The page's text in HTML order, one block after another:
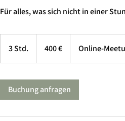
Für alles, was sich nicht in einer
3 Std.
S
400 € Online-
Buchung anfragen